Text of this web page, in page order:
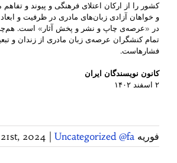
کشور را از ارکان اعتلای فرهنگی و پیوند و
و خواهان آزادی زبان‌های مادری در ظرفیت و
در «عرصه‌ی چاپ و نشر و پخش آثار» است.
تمام کنشگران عرصه‌ی زبان مادری از زندان و
فشارهاست.
کانون نویسندگان ایران
۲ اسفند ۱۴۰۲
فوریه 21st, 2024 Uncategorized @fa